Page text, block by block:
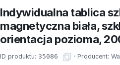
Indywidualna tablica
magnetyczna biała,
orientacja pozioma,
ID produktu: 35086 · Producent: